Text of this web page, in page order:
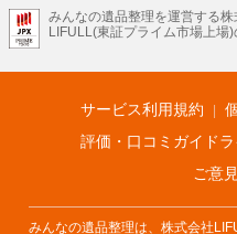
LIFULL HOME'Sのサービス
不動産・住宅
不動産査定 マンション専門売却
不動産アーカイブ
空き家バンク
不動産用語集 住まいのお役立ち
アプリ 不動産データ
みんなの遺品整理を運営する
LIFULL(東証プライム市場上場)
サービス利用規約
評価・口コミガイド
ご意
みんなの遺品整理は、株式会社